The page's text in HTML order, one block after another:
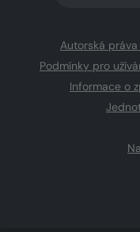
Autorská
Podmínky pro
Informace o